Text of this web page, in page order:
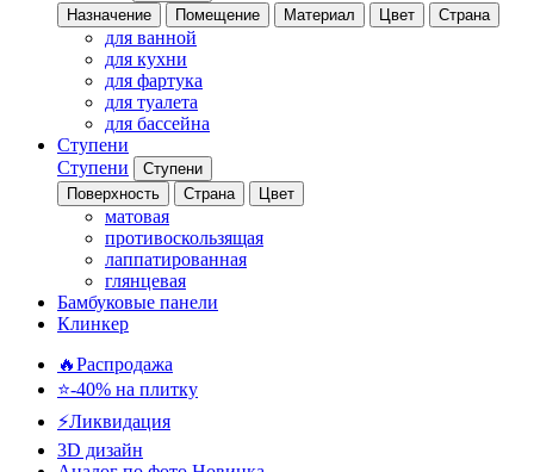
Назначение
Помещение Материал Цвет Страна
для ванной
для кухни
для фартука
для туалета
для бассейна
Ступени
Ступени
Ступени
Поверхность
Страна Цвет
матовая
противоскользящая
лаппатированная
глянцевая
Бамбуковые панели
Клинкер
🔥Распродажа
⭐-40% на плитку
⚡️Ликвидация
3D дизайн